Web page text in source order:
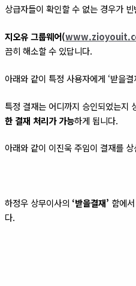
상급자들이 확인할 수 없는 경우가
지오유 그룹웨어(
끔히 해소할 수 있답니다.
아래와 같이 특정 사용자에게 ‘받을
특정 결재는 어디까지 승인되었는지
한 결재 처리가 가능하게 됩니다.
아래와 같이 이진욱 주임이 결재를
하정우 상무이사의 ‘받을결재’ 함에
다.